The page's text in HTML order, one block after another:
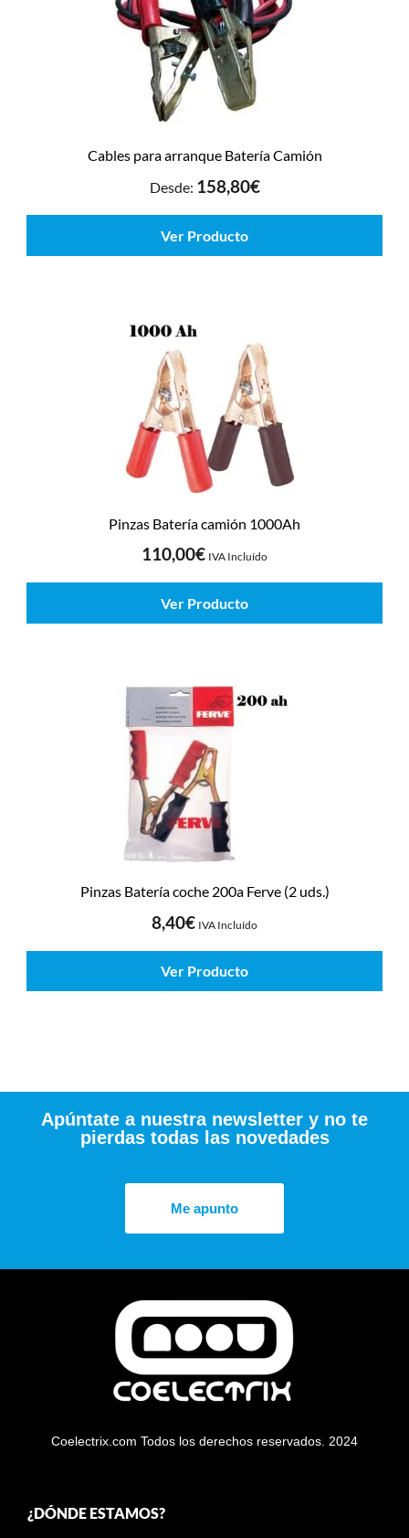
Cables para arranque Batería Camión
Desde: 158,80€
Ver Producto
Pinzas Batería camión 1000Ah
110,00€ IVA Incluído
Ver Producto
Pinzas Batería coche 200a Ferve (2 uds.)
8,40€ IVA Incluído
Ver Producto
Apúntate a nuestra newsletter y no te
pierdas todas las novedades
Me apunto
Coelectrix.com Todos los derechos reservados. 2024
¿DÓNDE ESTAMOS?